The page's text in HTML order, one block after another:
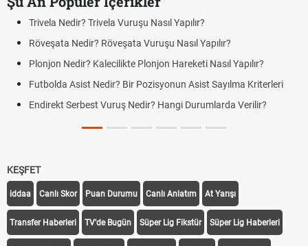
Trivela Nedir? Trivela Vuruşu Nasıl Yapılır?
Röveşata Nedir? Röveşata Vuruşu Nasıl Yapılır?
Plonjon Nedir? Kalecilikte Plonjon Hareketi Nasıl Yapılır?
Futbolda Asist Nedir? Bir Pozisyonun Asist Sayılma Kriterleri
Endirekt Serbest Vuruş Nedir? Hangi Durumlarda Verilir?
KEŞFET
iddaa Canlı Skor Puan Durumu Canlı Anlatım At Yarışı
Transfer Haberleri TV'de Bugün Süper Lig Fikstür Süper Lig Haberleri